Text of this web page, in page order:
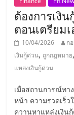
ไชส์,
รวม
แฟ
รน
ต้องการเงิ
ตอนเตรียม
10/04/2026 ก
เงินกู้ด่วน, ถูกกฎหมาย,
แหล่งเงินกู้ด่วน
เมื่อสถานการณ์ทา
หน้า ความรวดเร็
ควานหาแหล่งเงิน